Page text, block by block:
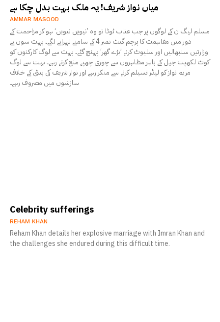
میاں نواز شریف! یہ ملک بہت بدل چکا ہے
AMMAR MASOOD
مسلم لیگ ن کے لوگوں پر جب عتاب ٹوٹا تو وہ ’نیویں نیویں‘ ہو کر مزاحمت کے
دور میں مفاہمت کا پرچم گیٹ نمبر 4 کے سامنے لہرانے لگے۔ بہت سوں نے
وزارتیں سنبھالیں اور سلیوٹ کرنے ’بڑے گھر‘ پہنچ گئے۔ بہت سے لوگ کارکنوں کو
کوٹ لکھپت جیل کے باہر مظاہروں سے چوری چھپے منع کرتے رہے۔ بہت سے لوگ
مریم نواز کو لیڈر تسیلم کرنے سے منکر رہے اور نواز شریف کی بیٹی کے خلاف
سازشوں میں مصروف رہے۔
Celebrity sufferings
REHAM KHAN
Reham Khan details her explosive marriage with Imran Khan and
the challenges she endured during this difficult time.